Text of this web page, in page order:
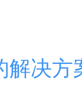
解决方